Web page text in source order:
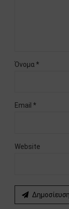
Όνομα *
Email *
Website